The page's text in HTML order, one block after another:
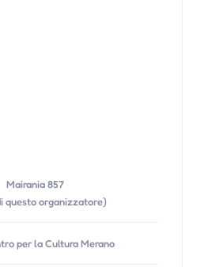
Mairania 857
questo organizzatore)
per la Cultura Merano